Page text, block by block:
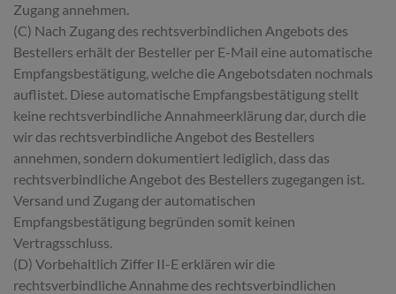
Zugang annehmen.
(C) Nach Zugang des rechtsverbindlichen Angebots des
Bestellers erhält der Besteller per E-Mail eine automatische
Empfangsbestätigung, welche die Angebotsdaten nochmals
auflistet. Diese automatische Empfangsbestätigung stellt
keine rechtsverbindliche Annahmeerklärung dar, durch die
wir das rechtsverbindliche Angebot des Bestellers
annehmen, sondern dokumentiert lediglich, dass das
rechtsverbindliche Angebot des Bestellers zugegangen ist.
Versand und Zugang der automatischen
Empfangsbestätigung begründen somit keinen
Vertragsschluss.
(D) Vorbehaltlich Ziffer II-E erklären wir die
rechtsverbindliche Annahme des rechtsverbindlichen